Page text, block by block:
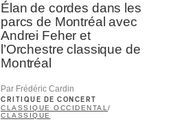
Élan de cordes dans les
parcs de Montréal avec
Andrei Feher et
l’Orchestre classique de
Montréal
Par Frédéric Cardin
CRITIQUE DE CONCERT
CLASSIQUE OCCIDENTAL /
CLASSIQUE